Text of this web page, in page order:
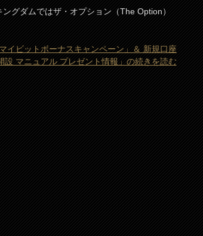
グダムではザ・オプション（The Option）
イビットボーナスキャンペーン」＆ 新規口座
設 マニュアル プレゼント情報」の続きを読む